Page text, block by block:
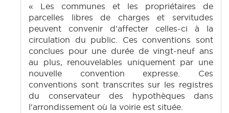
« Les communes et les propriétaires de
parcelles libres de charges et servitudes
peuvent convenir d'affecter celles-ci à la
circulation du public. Ces conventions sont
conclues pour une durée de vingt-neuf ans
au plus, renouvelables uniquement par une
nouvelle convention expresse. Ces
conventions sont transcrites sur les registres
du conservateur des hypothèques dans
l'arrondissement où la voirie est située.